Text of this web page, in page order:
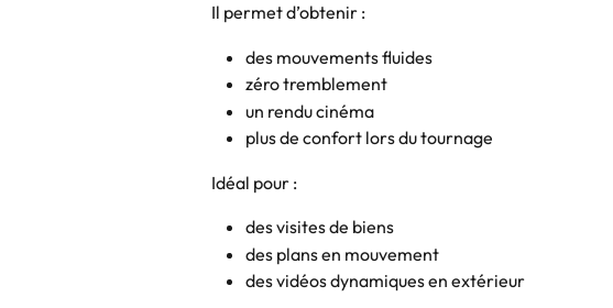
Il permet d’obtenir :
des mouvements fluides
zéro tremblement
un rendu cinéma
plus de confort lors du tournage
Idéal pour :
des visites de biens
des plans en mouvement
des vidéos dynamiques en extérieur